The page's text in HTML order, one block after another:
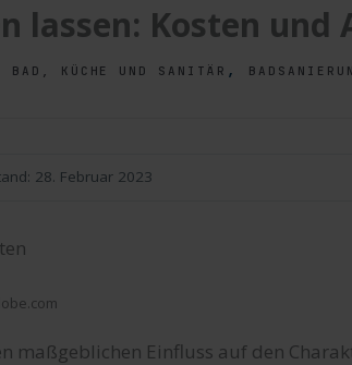
lassen: Kosten und
BAD, KÜCHE UND SANITÄR ,
28. Februar 2023
maßgeblichen Einfluss auf den